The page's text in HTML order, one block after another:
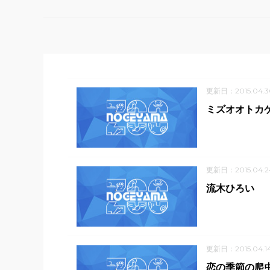
更新日：
ミズオオトカ
更新日：
流木ひろい
更新日：
恋の季節の爬